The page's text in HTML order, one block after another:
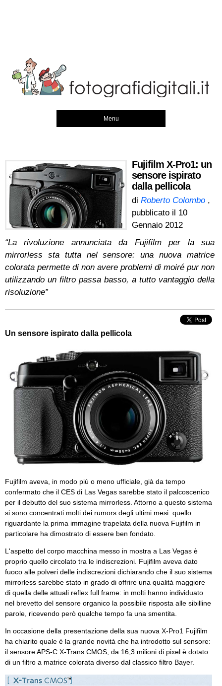
Menu
Fujifilm X-Pro1: un
sensore ispirato
dalla pellicola
di Roberto Colombo ,
pubblicato il 10
Gennaio 2012
“La rivoluzione annunciata da Fujifilm per la sua
mirrorless sta tutta nel sensore: una nuova matrice
colorata permette di non avere problemi di moiré pur non
utilizzando un filtro passa basso, a tutto vantaggio della
risoluzione”
Un sensore ispirato dalla pellicola
Fujifilm aveva, in modo più o meno ufficiale, già da tempo
confermato che il CES di Las Vegas sarebbe stato il palcoscenico
per il debutto del suo sistema mirrorless. Attorno a questo sistema
si sono concentrati molti dei rumors degli ultimi mesi: quello
riguardante la prima immagine trapelata della nuova Fujifilm in
particolare ha dimostrato di essere ben fondato.
L'aspetto del corpo macchina messo in mostra a Las Vegas è
proprio quello circolato tra le indiscrezioni. Fujifilm aveva dato
fuoco alle polveri delle indiscrezioni dichiarando che il suo sistema
mirrorless sarebbe stato in grado di offrire una qualità maggiore
di quella delle attuali reflex full frame: in molti hanno individuato
nel brevetto del sensore organico la possibile risposta alle sibilline
parole, ricevendo però qualche tempo fa una smentita.
In occasione della presentazione della sua nuova X-Pro1 Fujifilm
ha chiarito quale è la grande novità che ha introdotto sul sensore:
il sensore APS-C X-Trans CMOS, da 16,3 milioni di pixel è dotato
di un filtro a matrice colorata diverso dal classico filtro Bayer.